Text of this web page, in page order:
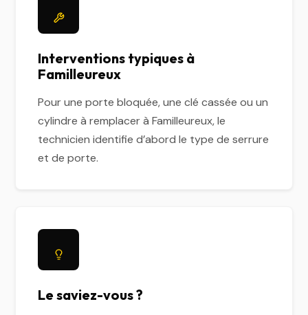
Interventions typiques à
Familleureux
Pour une porte bloquée, une clé cassée ou un
cylindre à remplacer à Familleureux, le
technicien identifie d’abord le type de serrure
et de porte.
Le saviez-vous ?